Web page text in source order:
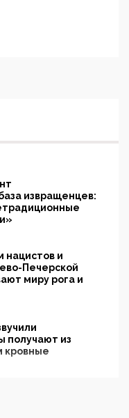
извращенцев:
нацистов и
Печерской
миру рога и
получают из
кровные